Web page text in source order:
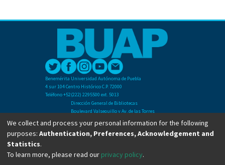
Benemérita Universidad Autónoma de Puebla
4 sur 104 Centro Histórico C.P. 72000
Teléfono +52(222) 2295500 ext. 5013
Dirección General de Bibliotecas
Boulevard Valsequillo y Av. de las Torres
Ciudad Universitaria. Col. San Manuel
C.P. 72570
Teléfono +52 (222) 2295500 Ext 2901
We collect and process your personal information for the following
purposes: Authentication, Preferences, Acknowledgement and
Statistics.
To learn more, please read our privacy policy.